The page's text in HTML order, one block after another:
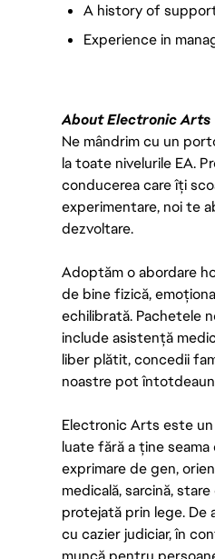
A history of
Experience in
About Electronic Arts
Ne mândrim cu un
la toate nivelurile EA.
conducerea care îți
experimentare, noi te
dezvoltare.
Adoptăm o abordare
de bine fizică,
echilibrată. Pachetele
include asistență
liber plătit, concedii
noastre pot
Electronic Arts este
luate fără a ține
exprimare de gen,
medicală, sarcină,
protejată prin lege. De
cu cazier judiciar, în